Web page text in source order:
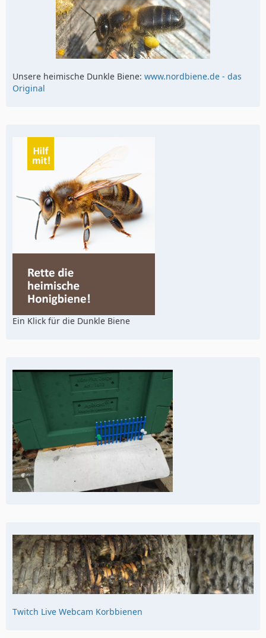
Unsere heimische Dunkle Biene: www.nordbiene.de - das
Original
Ein Klick für die Dunkle Biene
Twitch Live Webcam Korbbienen